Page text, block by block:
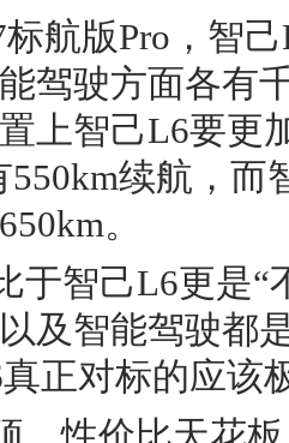
航版Pro，智
驾驶方面各有
上智己L6要更
550km续航，而
。
于智己L6更是“
及智能驾驶都
正对标的应该